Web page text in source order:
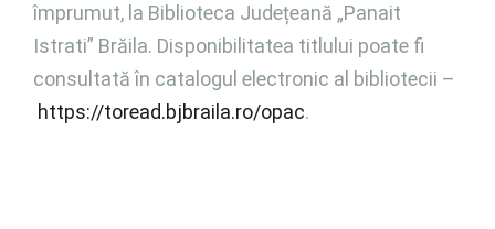
împrumut, la Biblioteca Județeană „Panait
Istrati” Brăila. Disponibilitatea titlului poate fi
consultată în catalogul electronic al bibliotecii –
https://toread.bjbraila.ro/opac.